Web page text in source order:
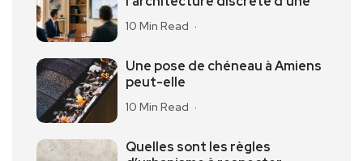
10 Min Read
Une pose de chéneau à Amiens
peut-elle
10 Min Read
Quelles sont les règles